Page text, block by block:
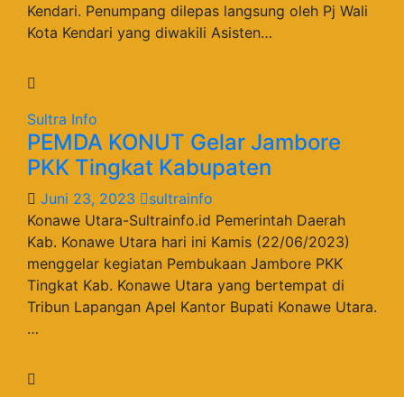
Kendari. Penumpang dilepas langsung oleh Pj Wali
Kota Kendari yang diwakili Asisten…
Sultra Info
PEMDA KONUT Gelar Jambore
PKK Tingkat Kabupaten
Juni 23, 2023
sultrainfo
Konawe Utara-Sultrainfo.id Pemerintah Daerah
Kab. Konawe Utara hari ini Kamis (22/06/2023)
menggelar kegiatan Pembukaan Jambore PKK
Tingkat Kab. Konawe Utara yang bertempat di
Tribun Lapangan Apel Kantor Bupati Konawe Utara.
…